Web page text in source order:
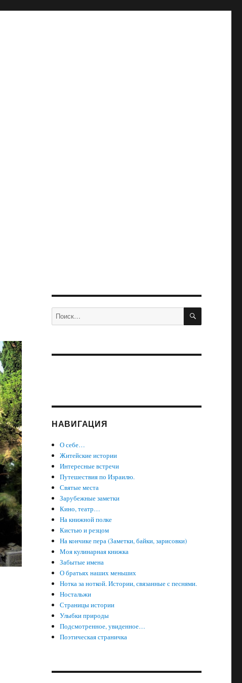
Искать: ПОИСК
НАВИГАЦИЯ
О себе…
Житейские истории
Интересные встречи
Путешествия по Израилю.
Святые места
Зарубежные заметки
Кино, театр…
На книжной полке
Кистью и резцом
На кончике пера (Заметки, байки, зарисовки)
Моя кулинарная книжка
Забытые имена
О братьях наших меньших
Нотка за ноткой. Истории, связанные с песнями.
Ностальжи
Страницы истории
Улыбки природы
Подсмотренное, увиденное…
Поэтическая страничка